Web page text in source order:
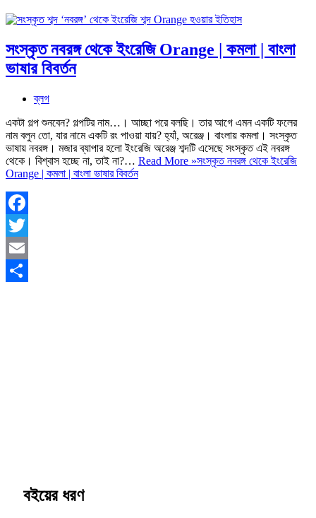
সংস্কৃত নবরঙ্গ থেকে ইংরেজি Orange | কমলা | বাংলা
ভাষার বিবর্তন
ব্লগ
একটা গল্প শুনবেন? গল্পটির নাম…। আচ্ছা পরে বলছি। তার আগে এমন একটি ফলের
নাম বলুন তো, যার নামে একটি রং পাওয়া যায়? হ্যাঁ, অরেঞ্জ। বাংলায় কমলা। সংস্কৃত
ভাষায় নবরঙ্গ। মজার ব্যাপার হলো ইংরেজি অরেঞ্জ শব্দটি এসেছে সংস্কৃত এই নবরঙ্গ
থেকে। বিশ্বাস হচ্ছে না, তাই না?… Read More »সংস্কৃত নবরঙ্গ থেকে ইংরেজি
Orange | কমলা | বাংলা ভাষার বিবর্তন
Facebook
Twitter
Email
বইয়ের ধরণ